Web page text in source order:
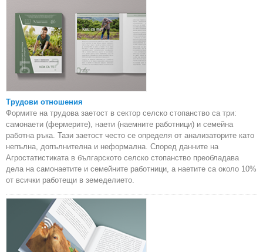
Трудови отношения
Формите на трудова заетост в сектор селско стопанство са три:
самонаети (фермерите), наети (наемните работници) и семейна
работна ръка. Тази заетост често се определя от анализаторите като
непълна, допълнителна и неформална. Според данните на
Агростатистиката в българското селско стопанство преобладава
дела на самонаетите и семейните работници, а наетите са около 10%
от всички работещи в земеделието.